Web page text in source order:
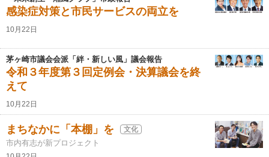
感染症対策と市民サービスの両立を
10月22日
茅ヶ崎市議会会派「絆・新しい風」議会報告
令和３年度第３回定例会・決算議会を終
えて
10月22日
まちなかに「本棚」を 文化
市内有志が新プロジェクト